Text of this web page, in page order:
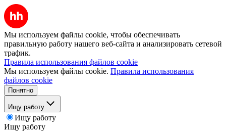
Мы используем файлы cookie, чтобы обеспечивать
правильную работу нашего веб-сайта и анализировать сетевой
трафик.
Правила использования файлов cookie
Мы используем файлы cookie. Правила использования
файлов cookie
Понятно
Ищу работу
Ищу работу
Ищу работу